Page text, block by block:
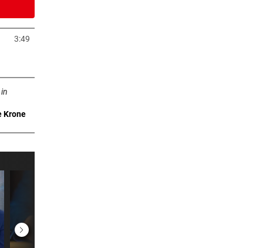
Stunde
es
Stunde
Stunde
3:49
Krone